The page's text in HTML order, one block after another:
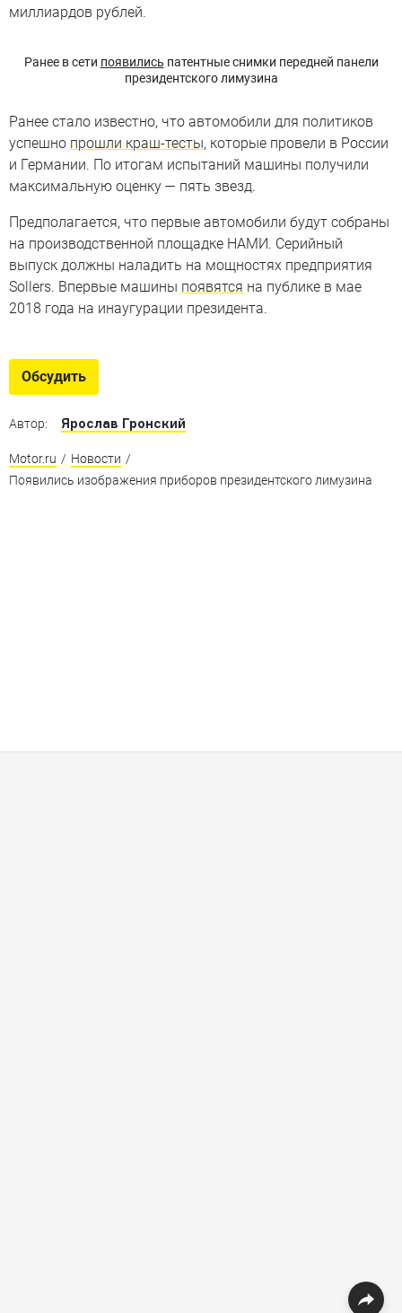
миллиардов рублей.
Ранее в сети появились патентные снимки передней панели
президентского лимузина
Ранее стало известно, что автомобили для политиков
успешно прошли краш-тесты, которые провели в России
и Германии. По итогам испытаний машины получили
максимальную оценку — пять звезд.
Предполагается, что первые автомобили будут собраны
на производственной площадке НАМИ. Серийный
выпуск должны наладить на мощностях предприятия
Sollers. Впервые машины появятся на публике в мае
2018 года на инаугурации президента.
Обсудить
Автор: Ярослав Гронский
Motor.ru / Новости /
Появились изображения приборов президентского лимузина